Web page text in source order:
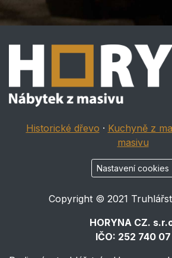
Historické dřevo · Kuchyně z
masivu
Nastavení cookies
Copyright © 2021
HORYNA CZ.
IČO: 252 740 07